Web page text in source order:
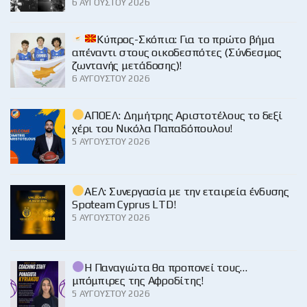
6 ΑΥΓΟΎΣΤΟΥ 2026
Κύπρος-Σκόπια: Για το πρώτο βήμα
απέναντι στους οικοδεσπότες (Σύνδεσμος
ζωντανής μετάδοσης)!
6 ΑΥΓΟΎΣΤΟΥ 2026
ΑΠΟΕΛ: Δημήτρης Αριστοτέλους το δεξί
χέρι του Νικόλα Παπαδόπουλου!
5 ΑΥΓΟΎΣΤΟΥ 2026
ΑΕΛ: Συνεργασία με την εταιρεία ένδυσης
Spoteam Cyprus LTD!
5 ΑΥΓΟΎΣΤΟΥ 2026
Η Παναγιώτα θα προπονεί τους…
μπόμπιρες της Αφροδίτης!
5 ΑΥΓΟΎΣΤΟΥ 2026